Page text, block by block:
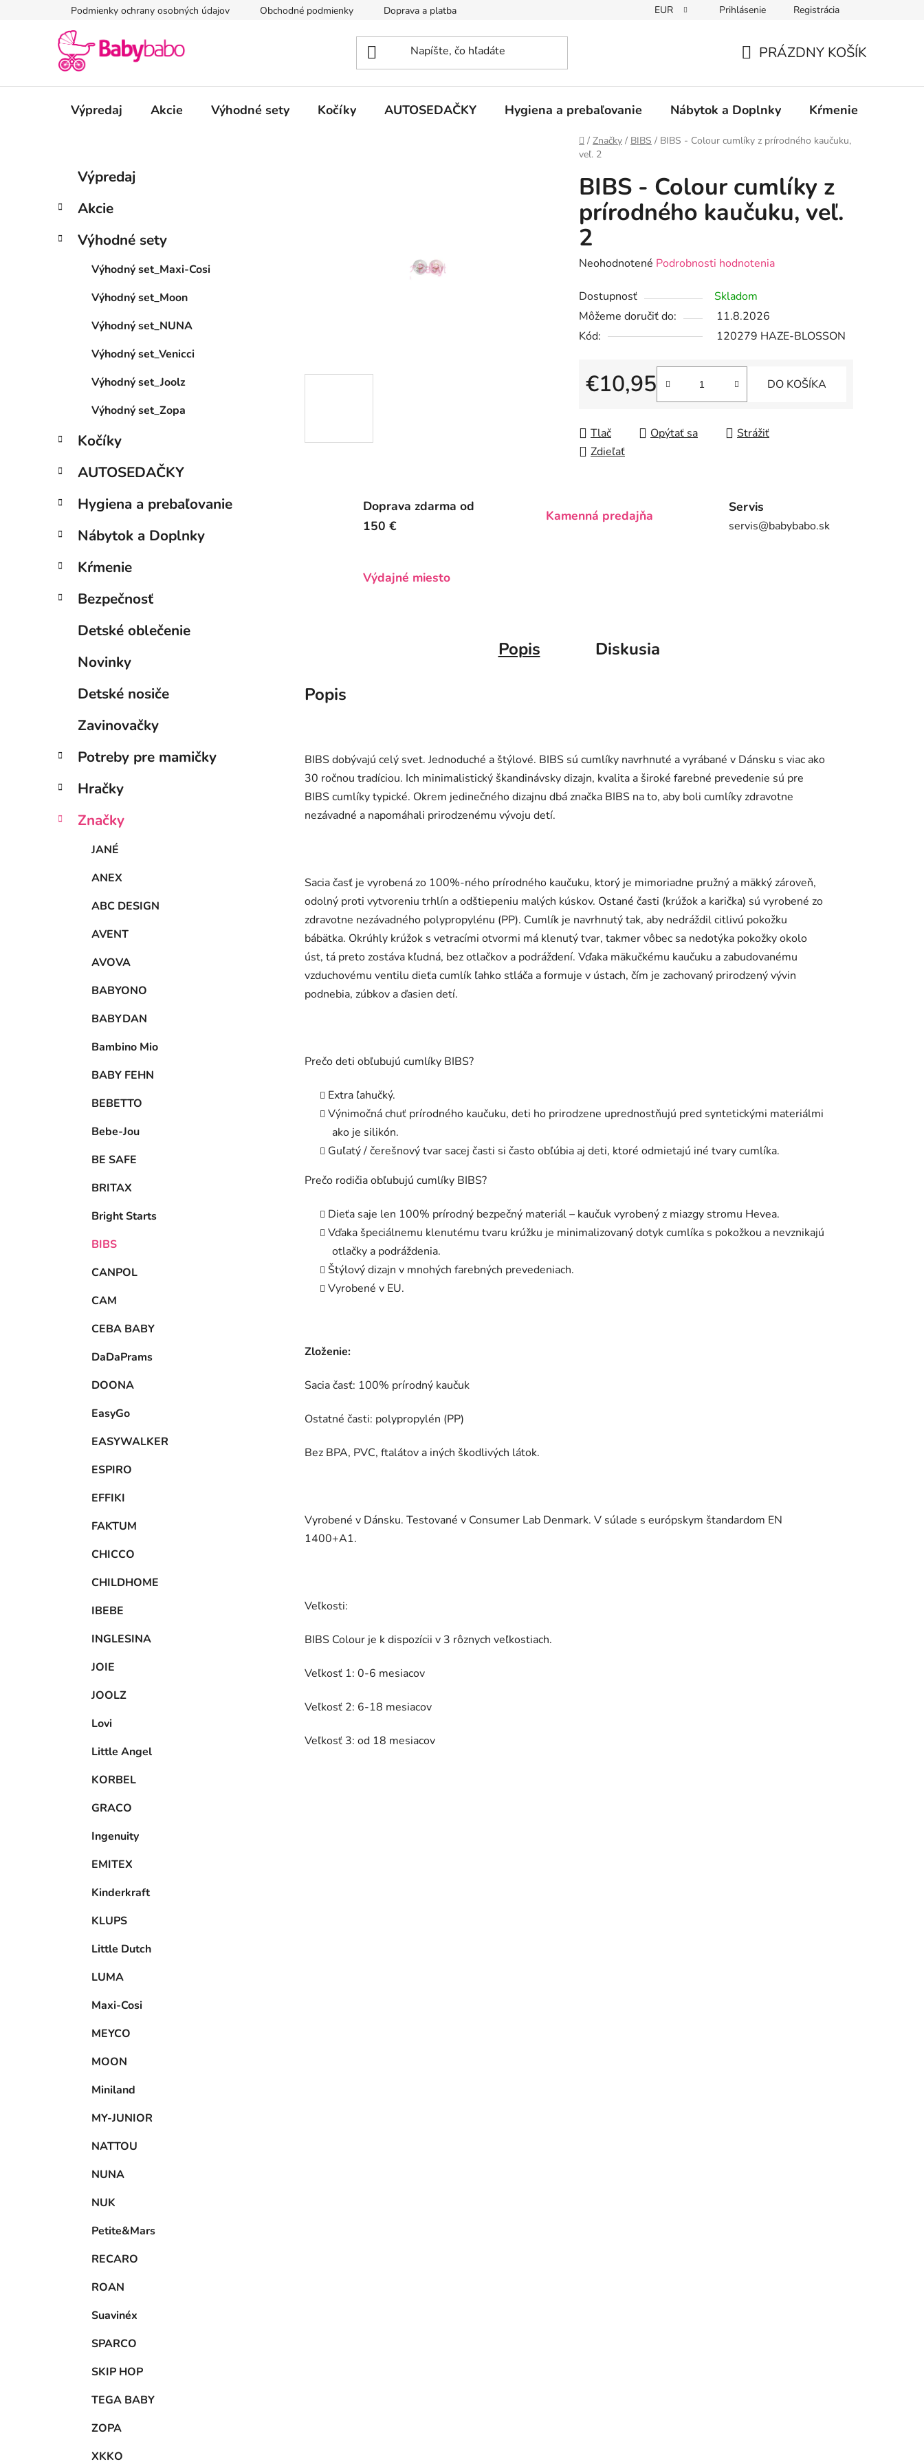
Podmienky ochrany osobných údajov Obchodné podmienky Doprava a platba EUR Prihlásenie Registrácia
KOŠÍK
PRÁZDNY KOŠÍK
Výpredaj Akcie Výhodné sety Kočíky AUTOSEDAČKY Hygiena a prebaľovanie Nábytok a Doplnky Kŕmenie
Domov
/ Značky / BIBS / BIBS - Colour cumlíky z prírodného kaučuku,
veľ. 2
č
ý
Preskočiť
kategórie
e
ó
Výpredaj
Akcie
Výhodné sety
Výhodný set_Maxi-Cosi
Výhodný set_Moon
Výhodný set_NUNA
Výhodný set_Venicci
Výhodný set_Joolz
Výhodný set_Zopa
Kočíky
AUTOSEDAČKY
Hygiena a prebaľovanie
Nábytok a Doplnky
Kŕmenie
Bezpečnosť
Detské oblečenie
Novinky
Detské nosiče
Zavinovačky
Potreby pre mamičky
Hračky
Značky
JANÉ
ANEX
ABC DESIGN
AVENT
AVOVA
BABYONO
BABYDAN
Bambino Mio
BABY FEHN
BEBETTO
Bebe-Jou
BE SAFE
BRITAX
Bright Starts
BIBS
CANPOL
CAM
CEBA BABY
DaDaPrams
DOONA
EasyGo
EASYWALKER
ESPIRO
EFFIKI
FAKTUM
CHICCO
CHILDHOME
IBEBE
INGLESINA
JOIE
JOOLZ
Lovi
Little Angel
KORBEL
GRACO
Ingenuity
EMITEX
Kinderkraft
KLUPS
Little Dutch
LUMA
Maxi-Cosi
MEYCO
MOON
Miniland
MY-JUNIOR
NATTOU
NUNA
NUK
Petite&Mars
RECARO
ROAN
Suavinéx
SPARCO
SKIP HOP
TEGA BABY
ZOPA
XKKO
BIBS - Colour cumlíky z
prírodného kaučuku, veľ.
2
Priemerné
produktu
je
0,0
hviezdičiek.
Neohodnotené Podrobnosti hodnotenia
Dostupnosť
Skladom
Môžeme doručiť do:
11.8.2026
Kód:
120279 HAZE-BLOSSON
€10,95
Jednotková cena:
DO KOŠÍKA
Tlač Opýtať sa
Strážiť
Zdieľať
Doprava zdarma od
150 €
Kamenná predajňa
Servis
servis@babybabo.sk
Výdajné miesto
Popis Diskusia
Popis
BIBS dobývajú celý svet. Jednoduché a štýlové. BIBS sú cumlíky navrhnuté a vyrábané v Dánsku s viac ako
30 ročnou tradíciou. Ich minimalistický škandinávsky dizajn, kvalita a široké farebné prevedenie sú pre
BIBS cumlíky typické. Okrem jedinečného dizajnu dbá značka BIBS na to, aby boli cumlíky zdravotne
nezávadné a napomáhali prirodzenému vývoju detí.
Sacia časť je vyrobená zo 100%-ného prírodného kaučuku, ktorý je mimoriadne pružný a mäkký zároveň,
odolný proti vytvoreniu trhlín a odštiepeniu malých kúskov. Ostané časti (krúžok a karička) sú vyrobené zo
zdravotne nezávadného polypropylénu (PP). Cumlík je navrhnutý tak, aby nedráždil citlivú pokožku
bábätka. Okrúhly krúžok s vetracími otvormi má klenutý tvar, takmer vôbec sa nedotýka pokožky okolo
úst, tá preto zostáva kľudná, bez otlačkov a podráždení. Vďaka mäkučkému kaučuku a zabudovanému
vzduchovému ventilu dieťa cumlík ľahko stláča a formuje v ústach, čím je zachovaný prirodzený vývin
podnebia, zúbkov a ďasien detí.
Prečo deti obľubujú cumlíky BIBS?
Extra ľahučký.
Výnimočná chuť prírodného kaučuku, deti ho prirodzene uprednostňujú pred syntetickými materiálmi
ako je silikón.
Guľatý / čerešnový tvar sacej časti si často obľúbia aj deti, ktoré odmietajú iné tvary cumlíka.
Prečo rodičia obľubujú cumlíky BIBS?
Dieťa saje len 100% prírodný bezpečný materiál – kaučuk vyrobený z miazgy stromu Hevea.
Vďaka špeciálnemu klenutému tvaru krúžku je minimalizovaný dotyk cumlíka s pokožkou a nevznikajú
otlačky a podráždenia.
Štýlový dizajn v mnohých farebných prevedeniach.
Vyrobené v EU.
Zloženie:
Sacia časť: 100% prírodný kaučuk
Ostatné časti: polypropylén (PP)
Bez BPA, PVC, ftalátov a iných škodlivých látok.
Vyrobené v Dánsku. Testované v Consumer Lab Denmark. V súlade s európskym štandardom EN
1400+A1.
Veľkosti:
BIBS Colour je k dispozícii v 3 rôznych veľkostiach.
Veľkosť 1: 0-6 mesiacov
Veľkosť 2: 6-18 mesiacov
Veľkosť 3: od 18 mesiacov